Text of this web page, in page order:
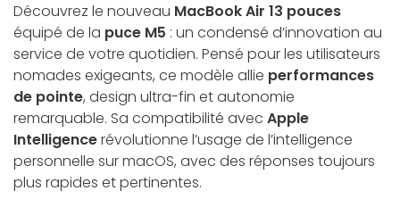
Découvrez le nouveau MacBook Air 13 pouces
équipé de la puce M5 : un condensé d’innovation au
service de votre quotidien. Pensé pour les utilisateurs
nomades exigeants, ce modèle allie performances
de pointe, design ultra-fin et autonomie
remarquable. Sa compatibilité avec Apple
Intelligencerévolutionne l’usage de l’intelligence
personnelle sur macOS, avec des réponses toujours
plus rapides et pertinentes.